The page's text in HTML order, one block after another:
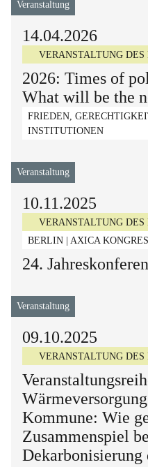
Veranstaltung
14.04.2026
VERANSTALTUNG DES
FRIEDEN,
INSTITUTIONEN
2026: Times of
What will be the
Veranstaltung
10.11.2025
VERANSTALTUNG DES
BERLIN | AXICA
24.
Veranstaltung
09.10.2025
VERANSTALTUNG DES
Kommune: Wie
Zusammenspiel
Dekarbonisierung